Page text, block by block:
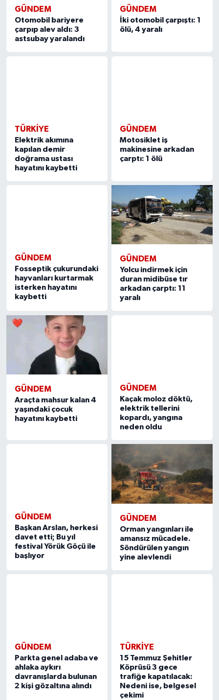
GÜNDEM
Otomobil bariyere
çarpıp alev aldı: 3
astsubay yaralandı
GÜNDEM
İki otomobil çarpıştı: 1
ölü, 4 yaralı
TÜRKIYE
Elektrik akımına
kapılan demir
doğrama ustası
hayatını kaybetti
GÜNDEM
Motosiklet iş
makinesine arkadan
çarptı: 1 ölü
GÜNDEM
Fosseptik çukurundaki
hayvanları kurtarmak
isterken hayatını
kaybetti
GÜNDEM
Yolcu indirmek için
duran midibüse tır
arkadan çarptı: 11
yaralı
GÜNDEM
Araçta mahsur kalan 4
yaşındaki çocuk
hayatını kaybetti
GÜNDEM
Kaçak moloz döktü,
elektrik tellerini
kopardı, yangına
neden oldu
GÜNDEM
Başkan Arslan, herkesi
davet etti; Bu yıl
festival Yörük Göçü ile
başlıyor
GÜNDEM
Orman yangınları ile
amansız mücadele.
Söndürülen yangın
yine alevlendi
GÜNDEM
Parkta genel adaba ve
ahlaka aykırı
davranışlarda bulunan
2 kişi gözaltına alındı
TÜRKIYE
15 Temmuz Şehitler
Köprüsü 3 gece
trafiğe kapatılacak:
Nedeni ise, belgesel
çekimi